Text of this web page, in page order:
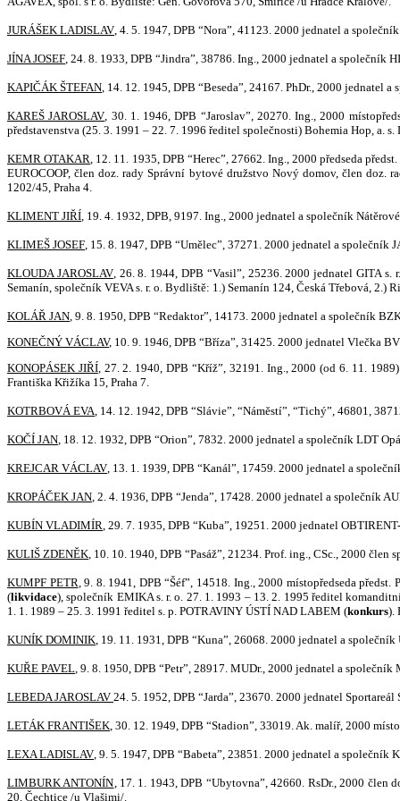
JURÁŠEK LADISLAV, 4. 5. 1947, DPB “Nora”, 41123. 2000 jednatel a
JÍNA JOSEF, 24. 8. 1933, DPB “Jindra”, 38786. Ing., 2000 jednatel a společník
KAPIČÁK ŠTEFAN, 14. 12. 1945, DPB “Beseda”, 24167. PhDr., 2000 jednatel
KAREŠ JAROSLAV, 30. 1. 1946, DPB “Jaroslav”, 20270. Ing., 2000
představenstva (25. 3. 1991 – 22. 7. 1996 ředitel společnosti) Bohemia Hop, a.
KEMR OTAKAR, 12. 11. 1935, DPB “Herec”, 27662. Ing., 2000 předseda
EUROCOOP, člen doz. rady Správní bytové družstvo Nový domov, člen doz.
1202/45, Praha 4.
KLIMENT JIŘÍ, 19. 4. 1932, DPB, 9197. Ing., 2000 jednatel a společník
KLIMEŠ JOSEF, 15. 8. 1947, DPB “Umělec”, 37271. 2000 jednatel a společník
KLOUDA JAROSLAV, 26. 8. 1944, DPB “Vasil”, 25236. 2000 jednatel GITA
Semanín, společník VEVA s. r. o. Bydliště: 1.) Semanín 124, Česká Třebová, 2.)
KOLÁŘ JAN, 9. 8. 1950, DPB “Redaktor”, 14173. 2000 jednatel a společník
KONEČNÝ VÁCLAV, 10. 9. 1946, DPB “Bříza”, 31425. 2000 jednatel Vlečka
KONOPÁSEK JIŘÍ, 27. 2. 1940, DPB “Kříž”, 32191. Ing., 2000 (od 6. 11.
Františka Křižíka 15, Praha 7.
KOTRBOVÁ EVA, 14. 12. 1942, DPB “Slávie”, “Náměstí”, “Tichý”, 46801,
KOČÍ JAN, 18. 12. 1932, DPB “Orion”, 7832. 2000 jednatel a společník LDT
KREJCAR VÁCLAV, 13. 1. 1939, DPB “Kanál”, 17459. 2000 jednatel a
KROPÁČEK JAN, 2. 4. 1936, DPB “Jenda”, 17428. 2000 jednatel a společník
KUBÍN VLADIMÍR, 29. 7. 1935, DPB “Kuba”, 19251. 2000 jednatel
KULIŠ ZDENĚK, 10. 10. 1940, DPB “Pasáž”, 21234. Prof. ing., CSc., 2000
KUMPF PETR, 9. 8. 1941, DPB “Šéf”, 14518. Ing., 2000 místopředseda
(likvidace), společník EMIKA s. r. o. 27. 1. 1993 – 13. 2. 1995 ředitel
1. 1. 1989 – 25. 3. 1991 ředitel s. p. POTRAVINY ÚSTÍ NAD LABEM (konkurs).
KUNÍK DOMINIK, 19. 11. 1931, DPB “Kuna”, 26068. 2000 jednatel a
KUŘE PAVEL, 9. 8. 1950, DPB “Petr”, 28917. MUDr., 2000 jednatel a
LEBEDA JAROSLAV 24. 5. 1952, DPB “Jarda”, 23670. 2000 jednatel Sportareál
LETÁK FRANTIŠEK, 30. 12. 1949, DPB “Stadion”, 33019. Ak. malíř, 2000
LEXA LADISLAV, 9. 5. 1947, DPB “Babeta”, 23851. 2000 jednatel a
LIMBURK ANTONÍN, 17. 1. 1943, DPB “Ubytovna”, 42660. RsDr., 2000 člen
20, Čechtice /u Vlašimi/.